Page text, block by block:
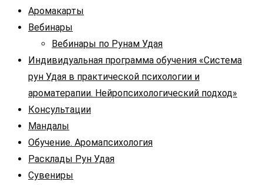
Аромакарты
Вебинары
Вебинары по Рунам Удая
Индивидуальная программа обучения «Система
рун Удая в практической психологии и
ароматерапии. Нейропсихологический подход»
Консультации
Мандалы
Обучение. Аромапсихология
Расклады Рун Удая
Сувениры